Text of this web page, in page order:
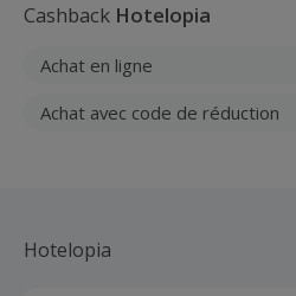
Cashback Hotelopia
Achat en ligne
Achat avec code de réduction
Hotelopia